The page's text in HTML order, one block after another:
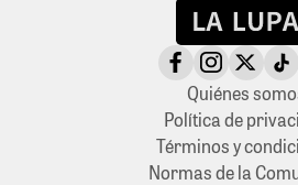
Quiénes
Política de
Términos y
Normas de la